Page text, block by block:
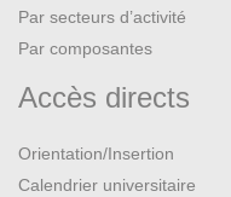
Par secteurs d’activité
Par composantes
Accès directs
Orientation/Insertion
Calendrier universitaire